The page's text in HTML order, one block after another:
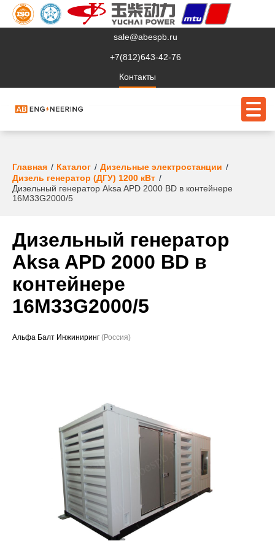
sale@abespb.ru
+7(812)643-42-76
Контакты
О компании
Клиентам
Сервис
Судовое ЭО
Проекты
Главная Каталог
Дизельные электростанции
Дизель генератор (ДГУ) 1200 кВт
Дизельный генератор Aksa APD 2000 BD в контейнере
16M33G2000/5
Дизельный генератор
Aksa APD 2000 BD в
контейнере
16M33G2000/5
Альфа Балт Инжиниринг (Россия)